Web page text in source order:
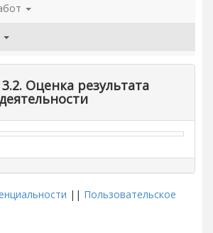
3.2. Оценка результата
|| Пользовательское